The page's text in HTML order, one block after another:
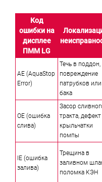
Код
ошибки на
дисплее
ПММ LG
AE (AquaStop
Error)
Течь в поддон,
повреждение
патрубков или
бака
OE (ошибка
слива)
Засор
тракта, дефект
крыльчатки
помпы
IE (ошибка
залива)
Трещина в
заливном
поломка КЭН